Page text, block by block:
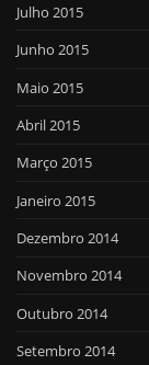
Julho 2015
Junho 2015
Maio 2015
Abril 2015
Março 2015
Janeiro 2015
Dezembro 2014
Novembro 2014
Outubro 2014
Setembro 2014